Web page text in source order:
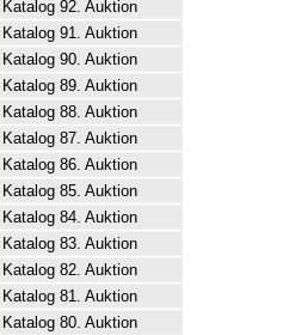
Katalog 92. Auktion
Katalog 91. Auktion
Katalog 90. Auktion
Katalog 89. Auktion
Katalog 88. Auktion
Katalog 87. Auktion
Katalog 86. Auktion
Katalog 85. Auktion
Katalog 84. Auktion
Katalog 83. Auktion
Katalog 82. Auktion
Katalog 81. Auktion
Katalog 80. Auktion